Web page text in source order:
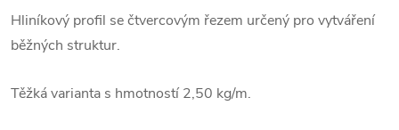
Hliníkový profil se čtvercovým řezem určený pro vytváření
běžných struktur.
Těžká varianta s hmotností 2,50 kg/m.